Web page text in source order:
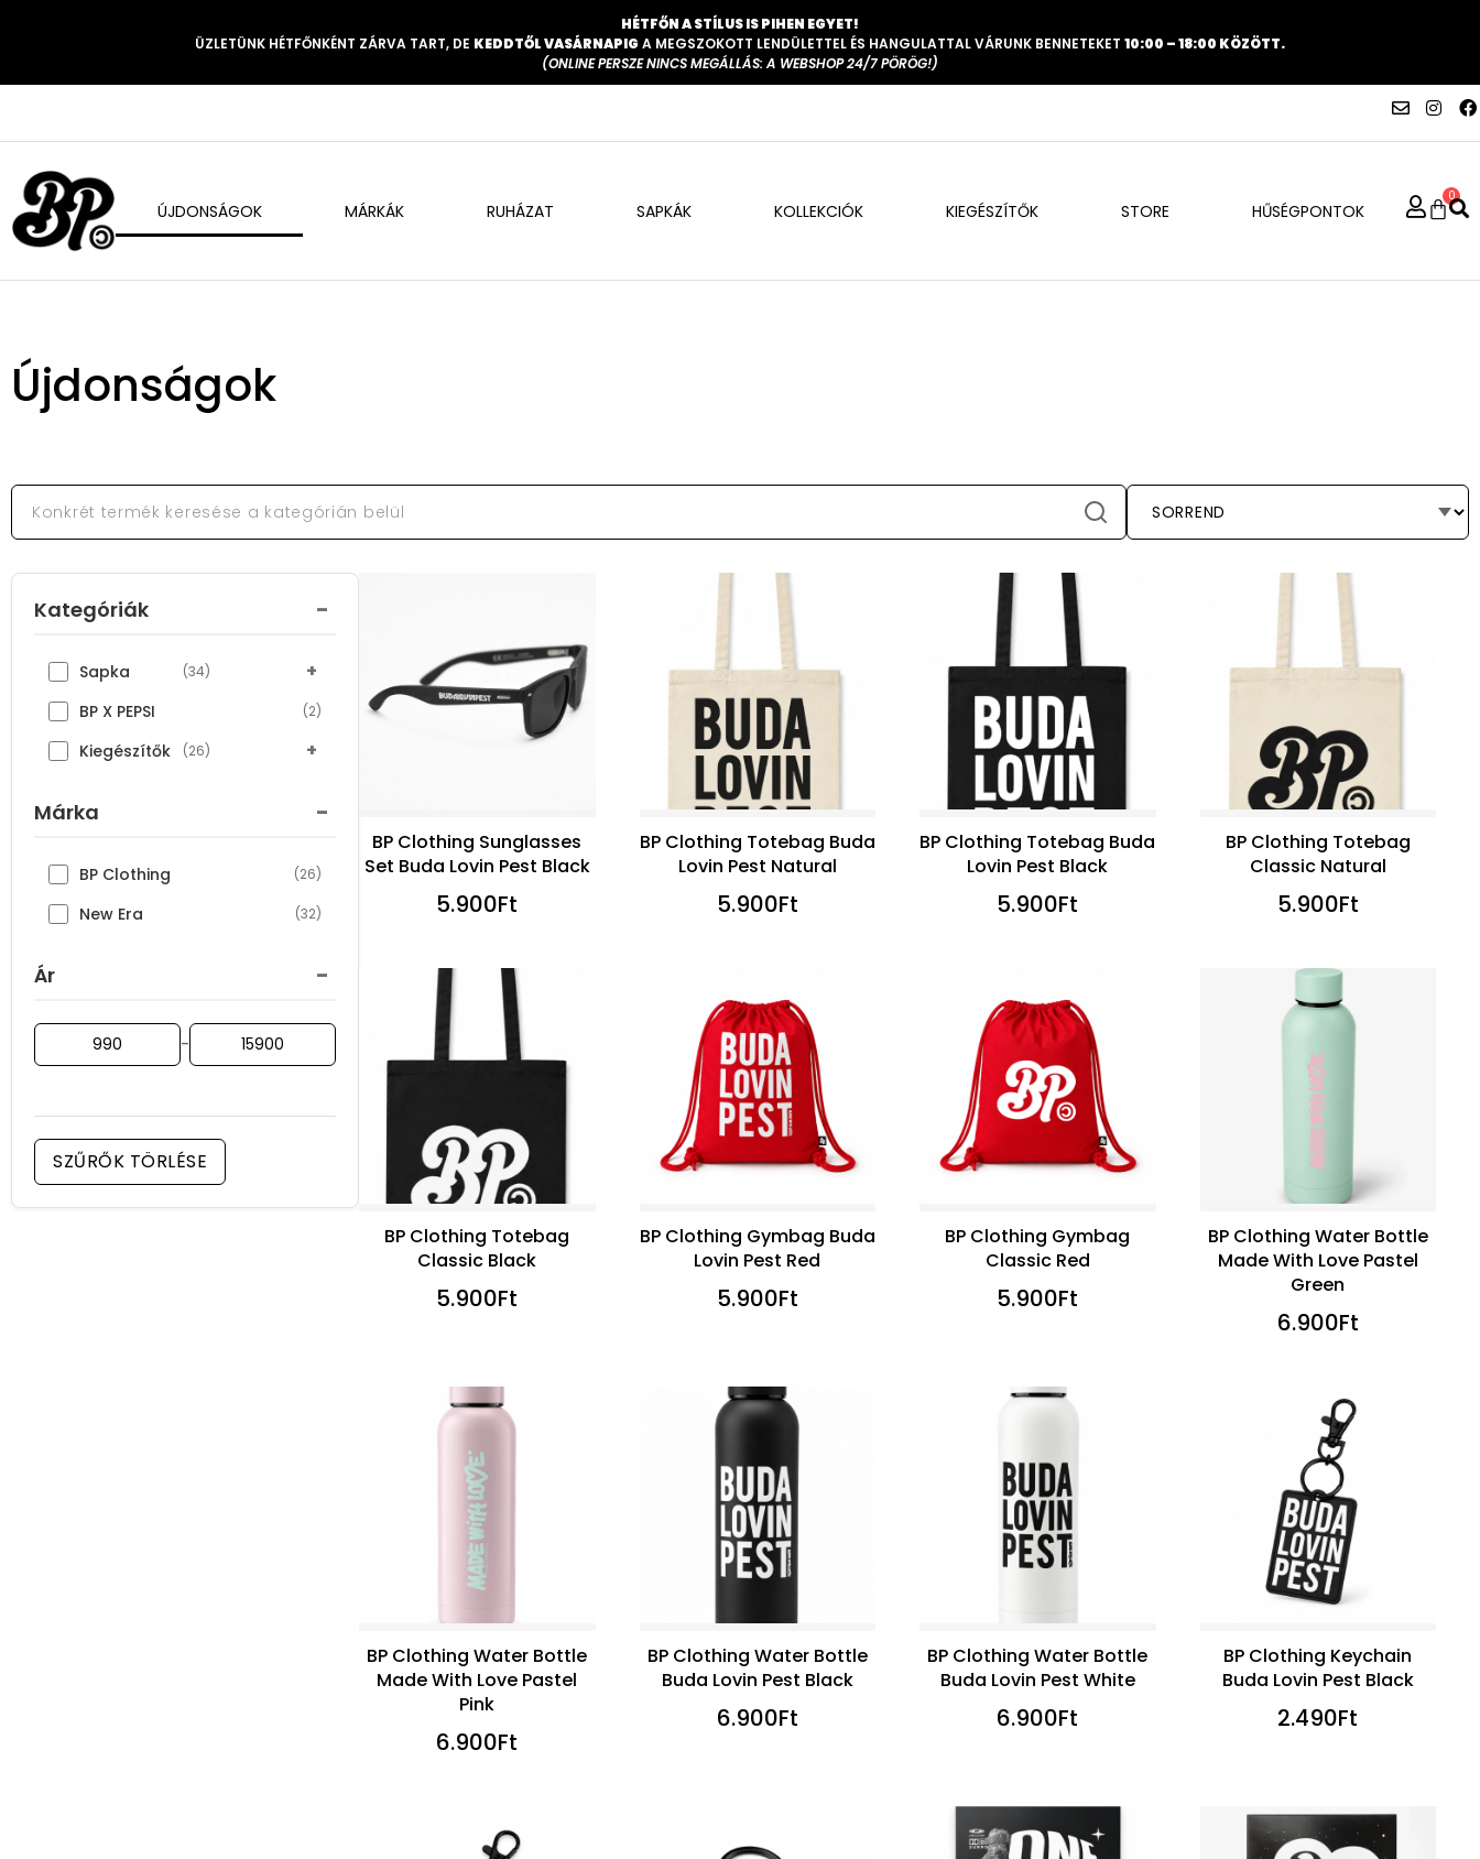
HÉTFŐN A STÍLUS IS PIHEN EGYET!
ÜZLETÜNK HÉTFŐNKÉNT ZÁRVA TART, DE KEDDTŐL VASÁRNAPIG A MEGSZOKOTT LENDÜLETTEL ÉS HANGULATTAL VÁRUNK BENNETEKET 10:00 – 18:00 KÖZÖTT.
(ONLINE PERSZE NINCS MEGÁLLÁS: A WEBSHOP 24/7 PÖRÖG!)
ÚJDONSÁGOK MÁRKÁK RUHÁZAT SAPKÁK KOLLEKCIÓK KIEGÉSZÍTŐK STORE HŰSÉGPONTOK
0
Újdonságok
Kategóriák -
Sapka (34) +
BP X PEPSI (2)
Kiegészítők (26) +
Márka -
BP Clothing (26)
New Era (32)
Ár -
-
SZŰRŐK TÖRLÉSE
BP Clothing Sunglasses
Set Buda Lovin Pest Black
5.900Ft
BP Clothing Totebag Buda
Lovin Pest Natural
5.900Ft
BP Clothing Totebag Buda
Lovin Pest Black
5.900Ft
BP Clothing Totebag
Classic Natural
5.900Ft
BP Clothing Totebag
Classic Black
5.900Ft
BP Clothing Gymbag Buda
Lovin Pest Red
5.900Ft
BP Clothing Gymbag
Classic Red
5.900Ft
BP Clothing Water Bottle
Made With Love Pastel
Green
6.900Ft
BP Clothing Water Bottle
Made With Love Pastel
Pink
6.900Ft
BP Clothing Water Bottle
Buda Lovin Pest Black
6.900Ft
BP Clothing Water Bottle
Buda Lovin Pest White
6.900Ft
BP Clothing Keychain
Buda Lovin Pest Black
2.490Ft